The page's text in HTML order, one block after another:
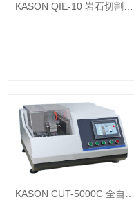
KASON QIE-10 岩石切割打
KASON CUT-5000C 全自動